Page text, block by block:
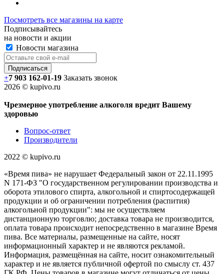
Посмотреть все магазины на карте
Подписывайтесь
на новости и акции
Новости магазина
+7 903 162-01-19 Заказать звонок
2026 © kupivo.ru
Чрезмерное употребление алкоголя вредит Вашему
здоровью
Вопрос-ответ
Производители
2022 ©️ kupivo.ru
«Время пива» не нарушает Федеральный закон от 22.11.1995
N 171-ФЗ "О государственном регулировании производства и
оборота этилового спирта, алкогольной и спиртосодержащей
продукции и об ограничении потребления (распития)
алкогольной продукции": мы не осуществляем
дистанционную торговлю; доставка товара не производится,
оплата товара происходит непосредственно в магазине Время
пива. Все материалы, размещенные на сайте, носят
информационный характер и не являются рекламой.
Информация, размещённая на сайте, носит ознакомительный
характер и не является публичной офертой по смыслу ст. 437